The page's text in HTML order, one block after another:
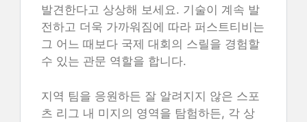
발견한다고 상상해 보세요. 기술이 계속 발
전하고 더욱 가까워짐에 따라 퍼스트티비는
그 어느 때보다 국제 대회의 스릴을 경험할
수 있는 관문 역할을 합니다.
지역 팀을 응원하든 잘 알려지지 않은 스포
츠 리그 내 미지의 영역을 탐험하든, 각 상